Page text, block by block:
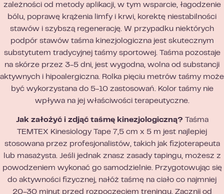
zależności od metody aplikacji, w tym wsparcie, łagodzenie
bólu, poprawę krążenia limfy i krwi, korektę niestabilności
stawów i szybszą regenerację. W przypadku niektórych
podpór stawów taśma kinezjologiczna jest skutecznym
substytutem tradycyjnej taśmy sportowej. Taśma pozostaje
na skórze przez 3-5 dni, jest wygodna, wolna od substancji
aktywnych i hipoalergiczna. Rolka pięciu metrów taśmy może
być wykorzystana do 5-10 zastosowań. Kolor taśmy nie
wpływa na jej właściwości terapeutyczne.
Jak założyć i zdjąć taśmę kinezjologiczną? Taśma
TEMTEX Kinesiology Tape 7,5 cm x 5 m jest najlepiej
stosowana przez profesjonalistów, takich jak fizjoterapeuta
lub masażysta. Jeśli jednak znasz zasady tapingu, możesz z
powodzeniem wykonać go samodzielnie. Przygotowując się
do aktywności fizycznej, nałóż taśmę na ciało co najmniej
20-30 minut przed rozpoczęciem treningu. Zacznij od